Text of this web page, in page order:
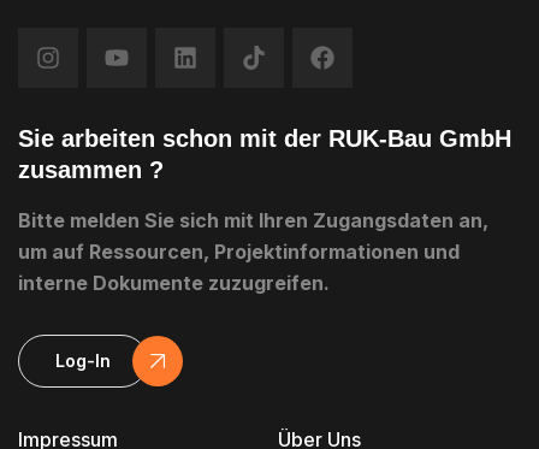
Impressum Über Uns
Sie arbeiten schon mit der RUK-Bau GmbH
zusammen ?
Bitte melden Sie sich mit Ihren Zugangsdaten an,
um auf Ressourcen, Projektinformationen und
interne Dokumente zuzugreifen.
Log-In